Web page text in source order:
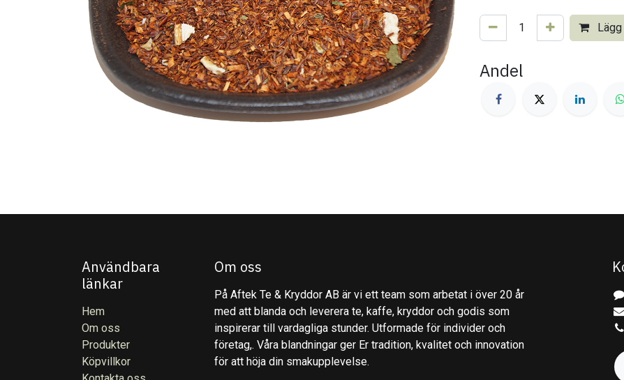
Andel
Användbara
länkar
Hem
Om oss
Produkter
Köpvillkor
Om oss
På Aftek Te & Kryddor AB är vi ett team som arbetat i över 20 år
med att blanda och leverera te, kaffe, kryddor och godis som
inspirerar till vardagliga stunder. Utformade för individer och
företag,. Våra blandningar ger Er tradition, kvalitet och innovation
för att höja din smakupplevelse.